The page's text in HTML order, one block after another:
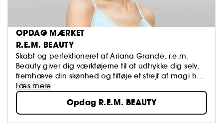
OPDAG MÆRKET
R.E.M. BEAUTY
Skabt og perfektioneret af Ariana Grande, r.e.m.
Beauty giver dig værktøjerne til at udtrykke dig selv,
fremhæve din skønhed og tilføje et strejf af magi hver
dag, så du kan drømme, selv når du er vågen.
Oplev morgendagens makeup: futuristiske nuancer,
alsidige produkter, hybridformler beriget med
hudpleje, innovative påføringsteknikker og
ultrasensoriske formler. Vegansk og ikke testet på dyr.
Læs mere
Opdag R.E.M. BEAUTY